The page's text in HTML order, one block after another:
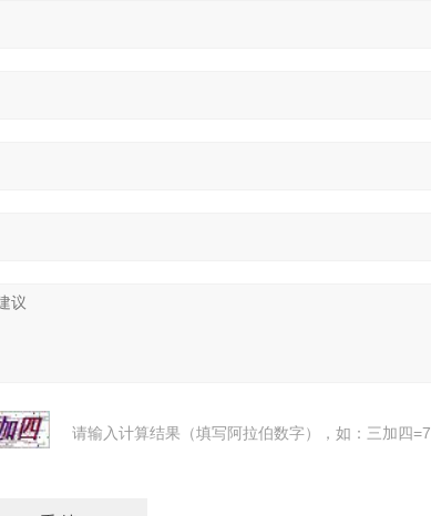
请输入计算结果（填写阿拉伯数字），如：三加四=7